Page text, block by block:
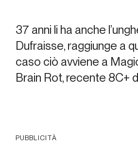
37 anni li ha anche
Dufraisse, raggiunge a
caso ciò avviene a
Brain Rot, recente 8C+
PUBBLICITÀ